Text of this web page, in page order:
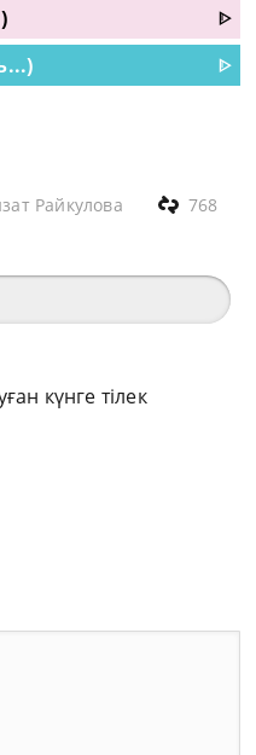
ᐈ
ᐈ
Райкулова 768
күнге тілек